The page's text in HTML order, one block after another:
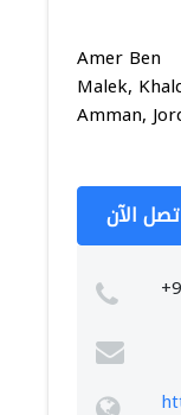
Amer Ben
Malek,
Amman,
الآن